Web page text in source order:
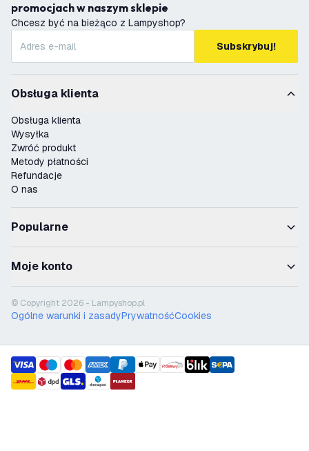
promocjach w naszym sklepie
Chcesz być na bieżąco z Lampyshop?
Subskrybuj!
Obsługa klienta
Obsługa klienta
Wysyłka
Zwróć produkt
Metody płatności
Refundacje
O nas
Popularne
Moje konto
© Copyright 2026 - Lampyshop.pl
Ogólne warunki i zasadyPrywatnośćCookies
payment methods
shipment methods